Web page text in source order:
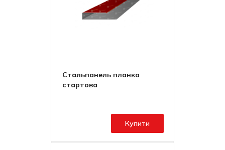
Стальпанель планка
стартова
Купити